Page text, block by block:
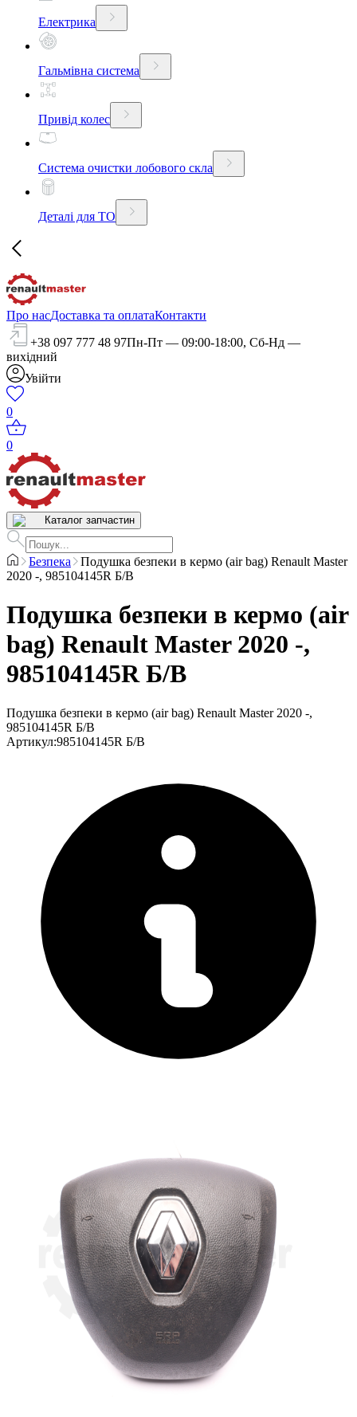
Електрика
Гальмівна система
Привід колес
Система очистки лобового скла
Деталі для ТО
Про насДоставка та оплатаКонтакти
+38 097 777 48 97Пн-Пт — 09:00-18:00, Сб-Нд —
вихідний
Увійти
0
0
Каталог запчастин
Безпека
Подушка безпеки в кермо (air bag) Renault Master
2020 -, 985104145R Б/В
Подушка безпеки в кермо (air
bag) Renault Master 2020 -,
985104145R Б/В
Подушка безпеки в кермо (air bag) Renault Master 2020 -,
985104145R Б/В
Артикул:985104145R Б/В